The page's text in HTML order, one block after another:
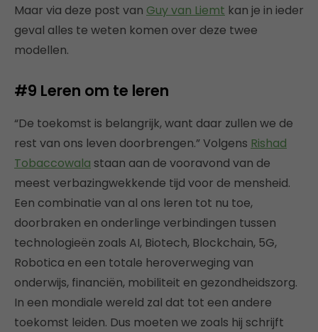
Maar via deze post van Guy van Liemt kan je in ieder
geval alles te weten komen over deze twee
modellen.
#9 Leren om te leren
“De toekomst is belangrijk, want daar zullen we de
rest van ons leven doorbrengen.” Volgens Rishad
Tobaccowala staan ​​aan de vooravond van de
meest verbazingwekkende tijd voor de mensheid.
Een combinatie van al ons leren tot nu toe,
doorbraken en onderlinge verbindingen tussen
technologieën zoals AI, Biotech, Blockchain, 5G,
Robotica en een totale heroverweging van
onderwijs, financiën, mobiliteit en gezondheidszorg.
In een mondiale wereld zal dat tot een andere
toekomst leiden. Dus moeten we zoals hij schrijft